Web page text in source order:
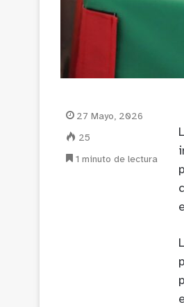
27 Mayo, 2026
25
1 minuto de lectura